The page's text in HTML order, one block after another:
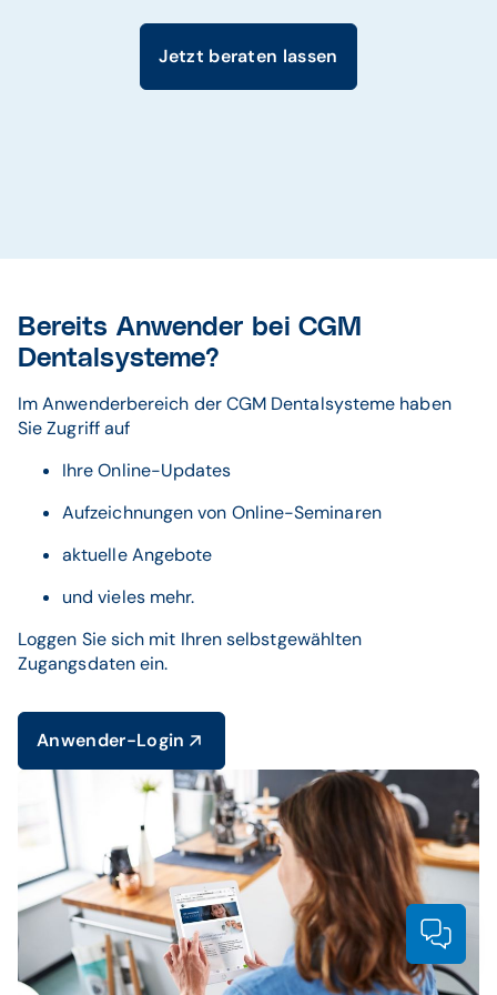
Jetzt beraten lassen
Bereits Anwender bei CGM
Dentalsysteme?
Im Anwenderbereich der CGM Dentalsysteme haben
Sie Zugriff auf
Ihre Online-Updates
Aufzeichnungen von Online-Seminaren
aktuelle Angebote
und vieles mehr.
Loggen Sie sich mit Ihren selbstgewählten
Zugangsdaten ein.
Anwender-Login